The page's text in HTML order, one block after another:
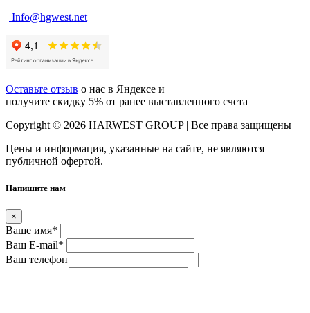
Info@hgwest.net
Оставьте отзыв о нас в Яндексе и
получите скидку 5% от ранее выставленного счета
Copyright © 2026 HARWEST GROUP | Все права защищены
Цены и информация, указанные на сайте, не являются
публичной офертой.
Напишите нам
×
Ваше имя*
Ваш E-mail*
Ваш телефон